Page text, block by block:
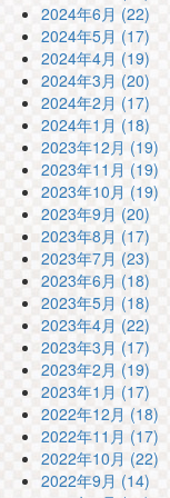
2024年6月 (22)
2024年5月 (17)
2024年4月 (19)
2024年3月 (20)
2024年2月 (17)
2024年1月 (18)
2023年12月 (19)
2023年11月 (19)
2023年10月 (19)
2023年9月 (20)
2023年8月 (17)
2023年7月 (23)
2023年6月 (18)
2023年5月 (18)
2023年4月 (22)
2023年3月 (17)
2023年2月 (19)
2023年1月 (17)
2022年12月 (18)
2022年11月 (17)
2022年10月 (22)
2022年9月 (14)